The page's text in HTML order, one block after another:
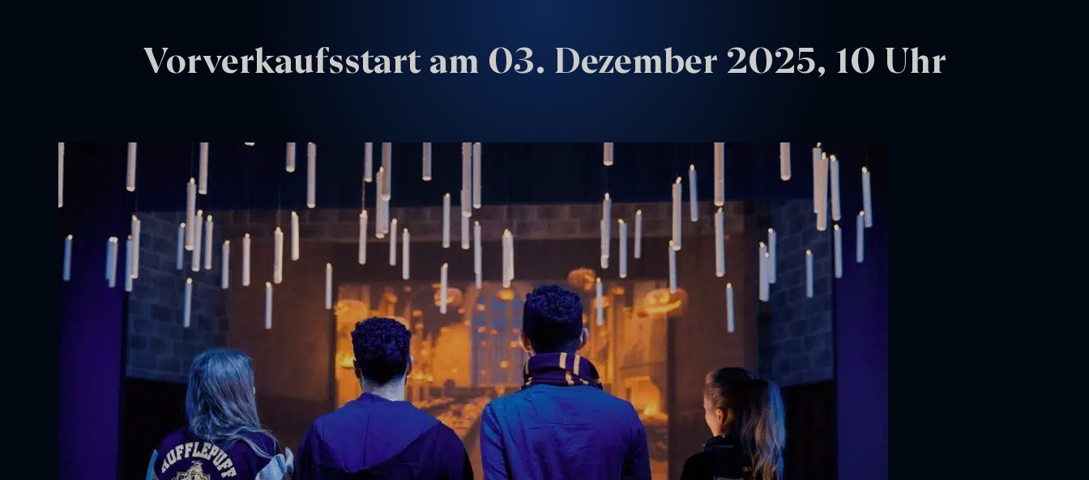
Vorverkaufsstart am 03. Dezember 2025, 10 Uhr